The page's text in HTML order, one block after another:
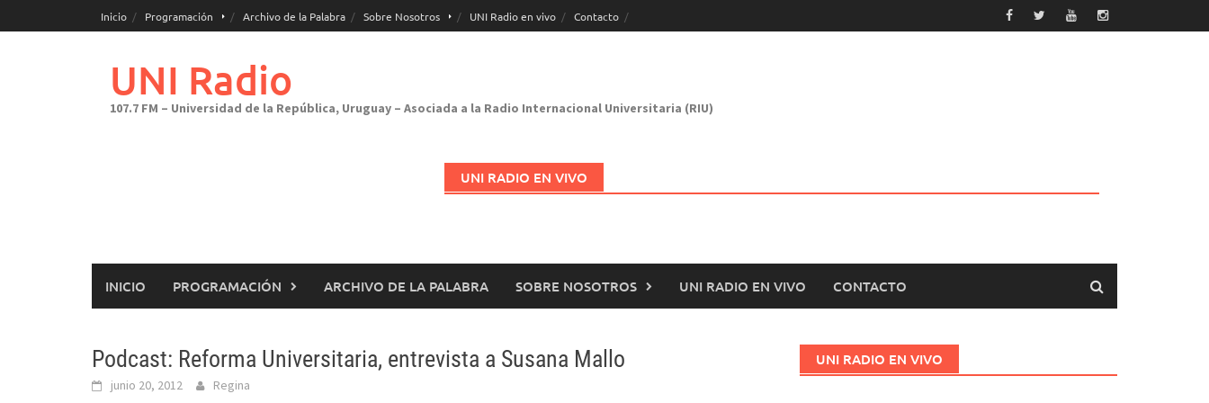
al
Inicio Programación Archivo de la Palabra Sobre Nosotros UNI Radio en vivo Contacto
UNI Radio
107.7 FM – Universidad de la República, Uruguay – Asociada a la Radio Internacional Universitaria (RIU)
UNI RADIO EN VIVO
INICIO PROGRAMACIÓN ARCHIVO DE LA PALABRA SOBRE NOSOTROS UNI RADIO EN VIVO CONTACTO
Podcast: Reforma Universitaria, entrevista a Susana Mallo
junio 20, 2012 Regina
UNI RADIO EN VIVO